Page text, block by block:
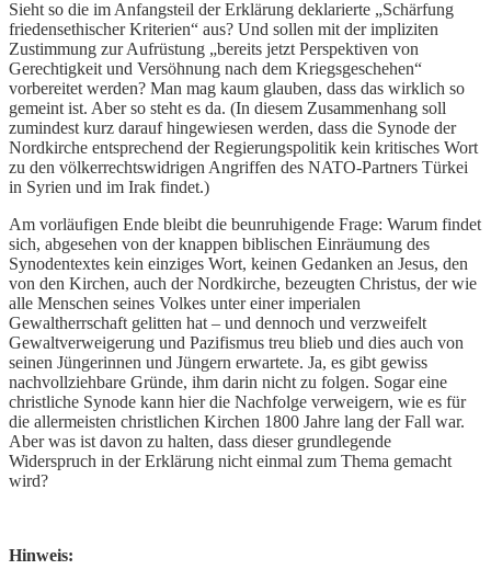
Sieht so die im Anfangsteil der Erklärung deklarierte „Schärfung
friedensethischer Kriterien“ aus? Und sollen mit der impliziten
Zustimmung zur Aufrüstung „bereits jetzt Perspektiven von
Gerechtigkeit und Versöhnung nach dem Kriegsgeschehen“
vorbereitet werden? Man mag kaum glauben, dass das wirklich so
gemeint ist. Aber so steht es da. (In diesem Zusammenhang soll
zumindest kurz darauf hingewiesen werden, dass die Synode der
Nordkirche entsprechend der Regierungspolitik kein kritisches Wort
zu den völkerrechtswidrigen Angriffen des NATO-Partners Türkei
in Syrien und im Irak findet.)
Am vorläufigen Ende bleibt die beunruhigende Frage: Warum findet
sich, abgesehen von der knappen biblischen Einräumung des
Synodentextes kein einziges Wort, keinen Gedanken an Jesus, den
von den Kirchen, auch der Nordkirche, bezeugten Christus, der wie
alle Menschen seines Volkes unter einer imperialen
Gewaltherrschaft gelitten hat – und dennoch und verzweifelt
Gewaltverweigerung und Pazifismus treu blieb und dies auch von
seinen Jüngerinnen und Jüngern erwartete. Ja, es gibt gewiss
nachvollziehbare Gründe, ihm darin nicht zu folgen. Sogar eine
christliche Synode kann hier die Nachfolge verweigern, wie es für
die allermeisten christlichen Kirchen 1800 Jahre lang der Fall war.
Aber was ist davon zu halten, dass dieser grundlegende
Widerspruch in der Erklärung nicht einmal zum Thema gemacht
wird?
Hinweis: